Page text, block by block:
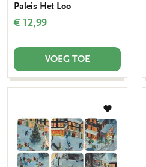
Paleis Het Loo
€ 12,99
VOEG TOE
Toevoegen
aan
verlanglijst